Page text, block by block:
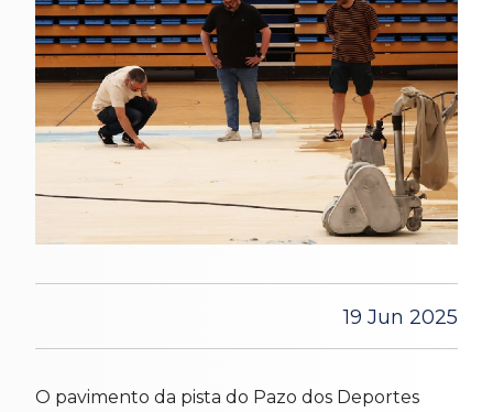
19 Jun 2025
O pavimento da pista do Pazo dos Deportes